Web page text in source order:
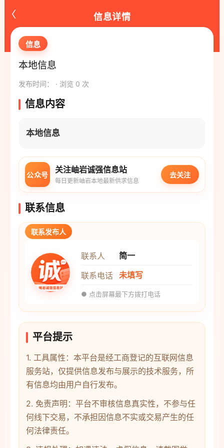
‹ 信息详情
信息
本地信息
发布时间： · 浏览 0 次
信息内容
本地信息
公众号
关注岫岩诚强信息站
每日更新岫岩本地最新供求信息
去关注
联系信息
联系发布人
联系人
简一
联系电话 未填写
● 点击屏幕最下方拨打电话
平台提示
1. 工具属性：本平台是经工商登记的互联网信息
服务站，仅提供信息发布与展示的技术服务，所
有信息均由用户自行发布。
2. 免责声明：平台不审核信息真实性，不参与任
何线下交易，不承担因信息不实或交易产生的任
何法律责任。